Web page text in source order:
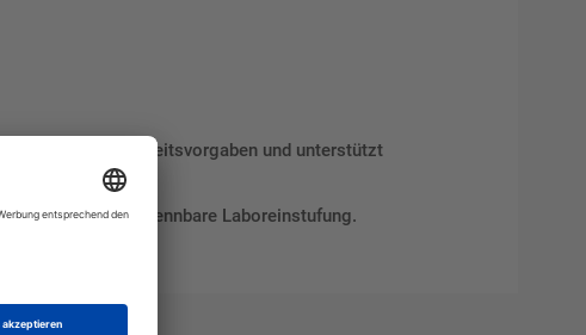
erfüllt Sicherheitsvorgaben und unterstützt
und eindeutig erkennbare Laboreinstufung.